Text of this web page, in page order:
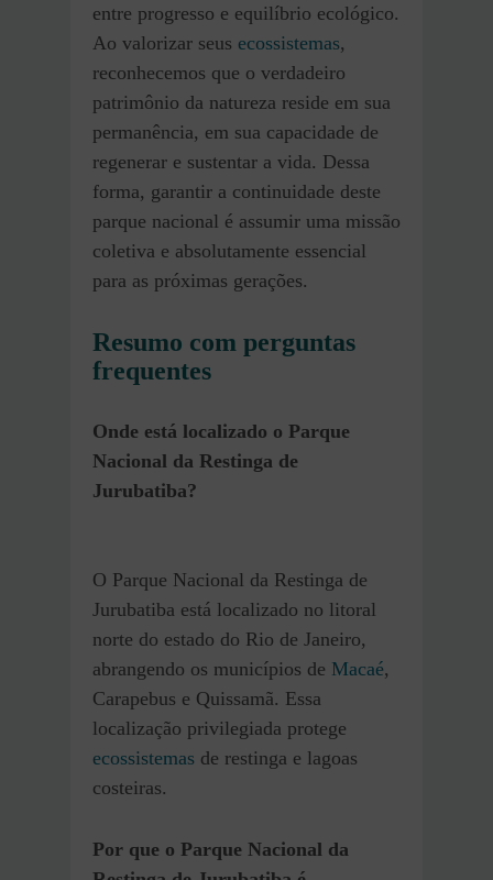
entre progresso e equilíbrio ecológico.
Ao valorizar seus ecossistemas,
reconhecemos que o verdadeiro
patrimônio da natureza reside em sua
permanência, em sua capacidade de
regenerar e sustentar a vida. Dessa
forma, garantir a continuidade deste
parque nacional é assumir uma missão
coletiva e absolutamente essencial
para as próximas gerações.
Resumo com perguntas
frequentes
Onde está localizado o Parque
Nacional da Restinga de
Jurubatiba?
O Parque Nacional da Restinga de
Jurubatiba está localizado no litoral
norte do estado do Rio de Janeiro,
abrangendo os municípios de Macaé,
Carapebus e Quissamã. Essa
localização privilegiada protege
ecossistemas de restinga e lagoas
costeiras.
Por que o Parque Nacional da